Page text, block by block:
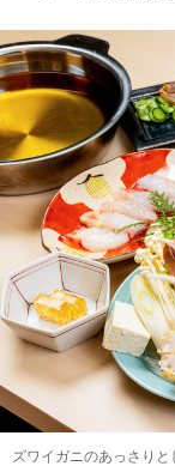
ズワイガニのあっさり